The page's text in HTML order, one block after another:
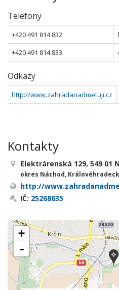
Telefony
+420 491 814 832
+420 491 814 833
Odkazy
http://www.zahradanadmetuji.cz
Kontakty
Elektrárenská 129, 549 01
okres Náchod,
http://
IČ: 25268635
+
-